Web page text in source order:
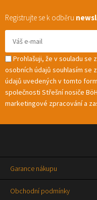
Registrujte se k odběru
Prohlašuji, že v souladu se
osobních údajů souhlasím se
údajů uvedených v tomto
společnosti Střešní nosiče
marketingové zpracování a
Garance nákupu
Obchodní podmínky